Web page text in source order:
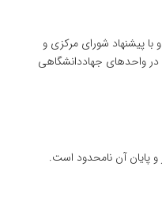
پیشنهاد شورای مرکزی و
واحدهای جهاددانشگاهی
و پایان آن نامحدود است.